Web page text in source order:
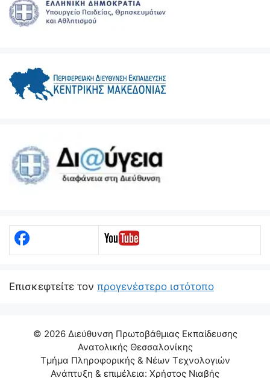
Eπισκεφτείτε τον προγενέστερο ιστότοπο
© 2026 Διεύθυνση Πρωτοβάθμιας Εκπαίδευσης
Ανατολικής Θεσσαλονίκης
Τμήμα Πληροφορικής & Νέων Τεχνολογιών
Ανάπτυξη & επιμέλεια: Χρήστος Νιαβής